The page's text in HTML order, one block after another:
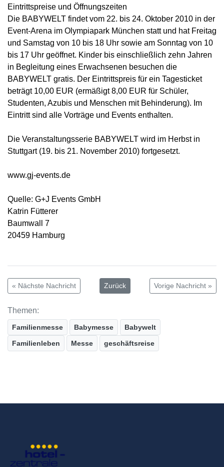
Eintrittspreise und Öffnungszeiten
Die BABYWELT findet vom 22. bis 24. Oktober 2010 in der
Event-Arena im Olympiapark München statt und hat Freitag
und Samstag von 10 bis 18 Uhr sowie am Sonntag von 10
bis 17 Uhr geöffnet. Kinder bis einschließlich zehn Jahren
in Begleitung eines Erwachsenen besuchen die
BABYWELT gratis. Der Eintrittspreis für ein Tagesticket
beträgt 10,00 EUR (ermäßigt 8,00 EUR für Schüler,
Studenten, Azubis und Menschen mit Behinderung). Im
Eintritt sind alle Vorträge und Events enthalten.
Die Veranstaltungsserie BABYWELT wird im Herbst in
Stuttgart (19. bis 21. November 2010) fortgesetzt.
www.gj-events.de
Quelle: G+J Events GmbH
Katrin Fütterer
Baumwall 7
20459 Hamburg
« Nächste Nachricht Zurück Vorige Nachricht »
Themen:
Familienmesse Babymesse
Babywelt
Familienleben
Messe geschäftsreise